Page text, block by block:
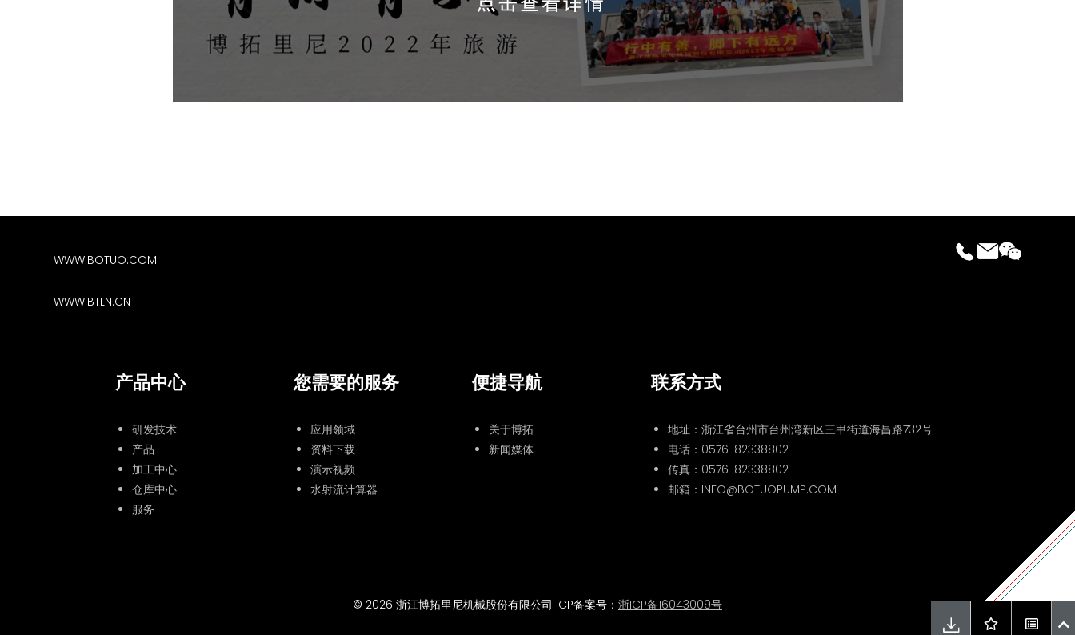
WWW.BOTUO.COM
WWW.BTLN.CN
产品中心
研发技术
产品
加工中心
仓库中心
服务
您需要的服务
应用领域
资料下载
演示视频
水射流计算器
便捷导航
关于博拓
新闻媒体
联系方式
地址：浙江省台州市台州湾新区三甲街道海昌路732号
电话： 0576-82338802
传真：0576-82338802
邮箱：INFO@BOTUOPUMP.COM
© 2026 浙江博拓里尼机械股份有限公司 ICP备案号： 浙ICP备16043009号